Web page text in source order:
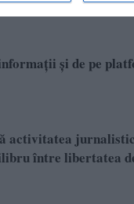
și de pe
activitatea
între